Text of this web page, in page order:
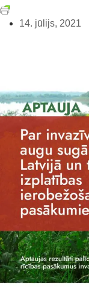
14. jūlijs, 2021